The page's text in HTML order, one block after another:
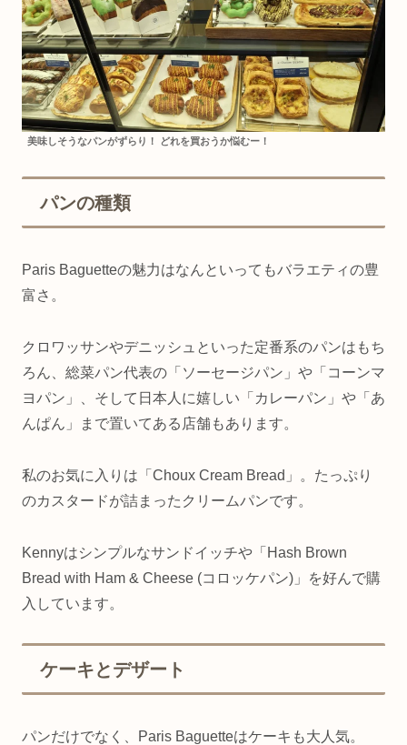
美味しそうなパンがずらり！ どれを買おうか悩むー！
パンの種類
Paris Baguetteの魅力はなんといってもバラエティの豊
富さ。
クロワッサンやデニッシュといった定番系のパンはもち
ろん、総菜パン代表の「ソーセージパン」や「コーンマ
ヨパン」、そして日本人に嬉しい「カレーパン」や「あ
んぱん」まで置いてある店舗もあります。
私のお気に入りは「Choux Cream Bread」。たっぷり
のカスタードが詰まったクリームパンです。
Kennyはシンプルなサンドイッチや「Hash Brown
Bread with Ham & Cheese (コロッケパン)」を好んで購
入しています。
ケーキとデザート
パンだけでなく、Paris Baguetteはケーキも大人気。